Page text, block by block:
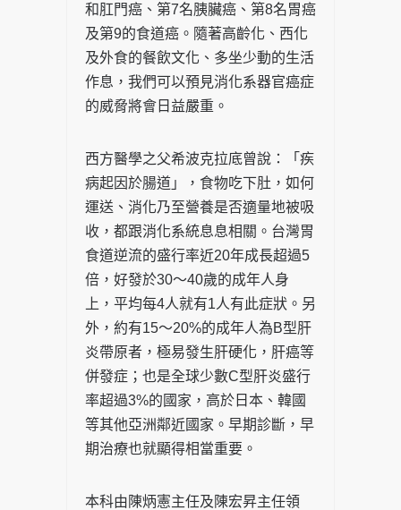
和肛門癌、第7名胰臟癌、第8名胃癌
及第9的食道癌。隨著高齡化、西化
及外食的餐飲文化、多坐少動的生活
作息，我們可以預見消化系器官癌症
的威脅將會日益嚴重。
西方醫學之父希波克拉底曾說：「疾
病起因於腸道」，食物吃下肚，如何
運送、消化乃至營養是否適量地被吸
收，都跟消化系統息息相關。台灣胃
食道逆流的盛行率近20年成長超過5
倍，好發於30～40歲的成年人身
上，平均每4人就有1人有此症狀。另
外，約有15～20%的成年人為B型肝
炎帶原者，極易發生肝硬化，肝癌等
併發症；也是全球少數C型肝炎盛行
率超過3%的國家，高於日本、韓國
等其他亞洲鄰近國家。早期診斷，早
期治療也就顯得相當重要。
本科由陳炳憲主任及陳宏昇主任領